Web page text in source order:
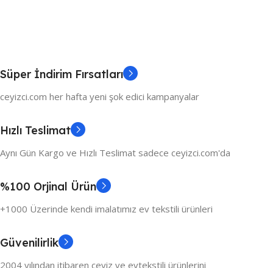
Süper İndirim Fırsatları
ceyizci.com her hafta yeni şok edici kampanyalar
Hızlı Teslimat
Aynı Gün Kargo ve Hızlı Teslimat sadece ceyizci.com'da
%100 Orjinal Ürün
+1000 Üzerinde kendi imalatımız ev tekstili ürünleri
Güvenilirlik
2004 yılından itibaren çeyiz ve evtekstili ürünlerini